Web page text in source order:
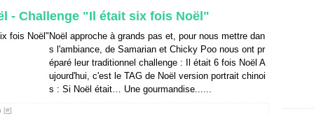
- Challenge "Il était six fois Noël"
Noël approche à grands pas et, pour nous mettre dan
s l'ambiance, de Samarian et Chicky Poo nous ont pr
éparé leur traditionnel challenge : Il était 6 fois Noël A
ujourd'hui, c'est le TAG de Noël version portrait chinoi
s : Si Noël était… Une gourmandise......
[#]